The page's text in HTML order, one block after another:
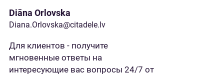
Diāna Orlovska
Diana.Orlovska@citadele.lv
Для клиентов - получите
мгновенные ответы на
интересующие вас вопросы 24/7 от